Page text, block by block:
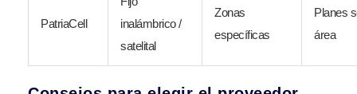
PatriaCell
inalámbrico /
satelital
Zonas
específicas
Planes
área